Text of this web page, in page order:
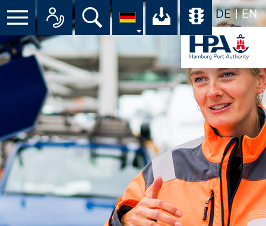
DE EN
Suche Ihr Download-